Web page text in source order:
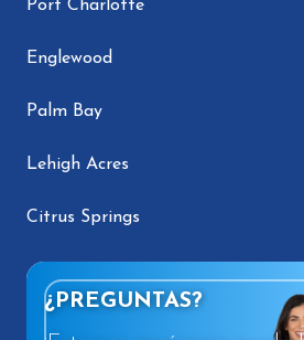
Port Charlotte
Englewood
Palm Bay
Lehigh Acres
Citrus Springs
¿PREGUNTAS?